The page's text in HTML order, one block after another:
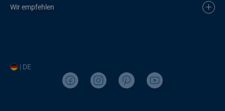
Wir empfehlen
| DE